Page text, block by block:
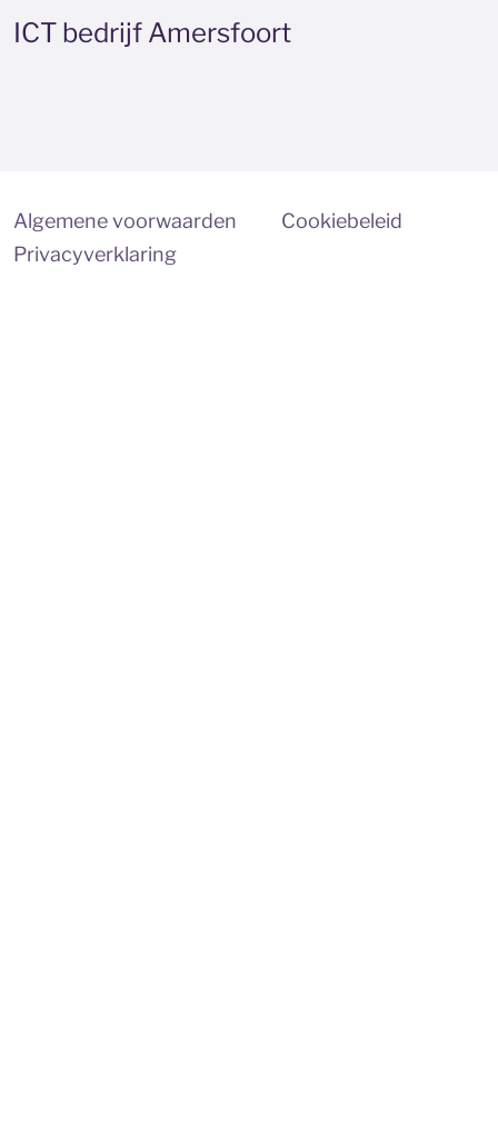
ICT bedrijf Amersfoort
Algemene voorwaarden
Cookiebeleid
Privacyverklaring